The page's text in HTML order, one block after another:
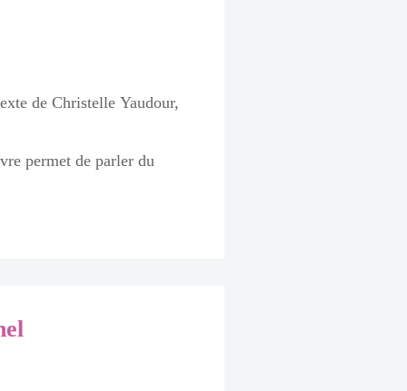
de Christelle Yaudour,
permet de parler du